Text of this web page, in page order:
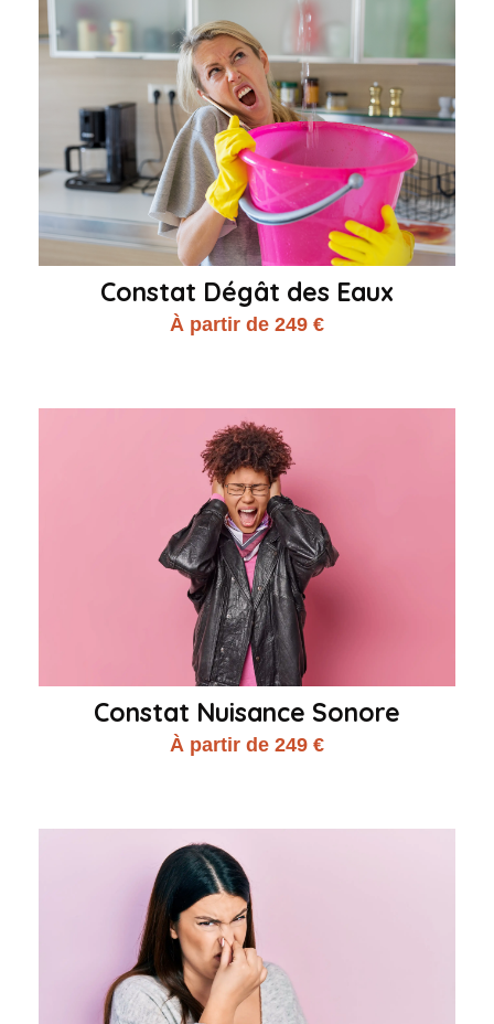
Constat Dégât des Eaux
À partir de 249 €
Constat Nuisance Sonore
À partir de 249 €